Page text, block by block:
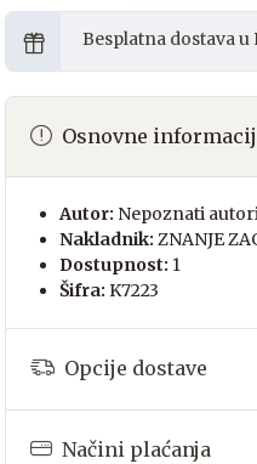
Besplatna dostava u
Osnovne
Autor: Nepoznati
Nakladnik: ZNANJE
Dostupnost: 1
Šifra: K7223
Opcije dostave
Načini plaćanja